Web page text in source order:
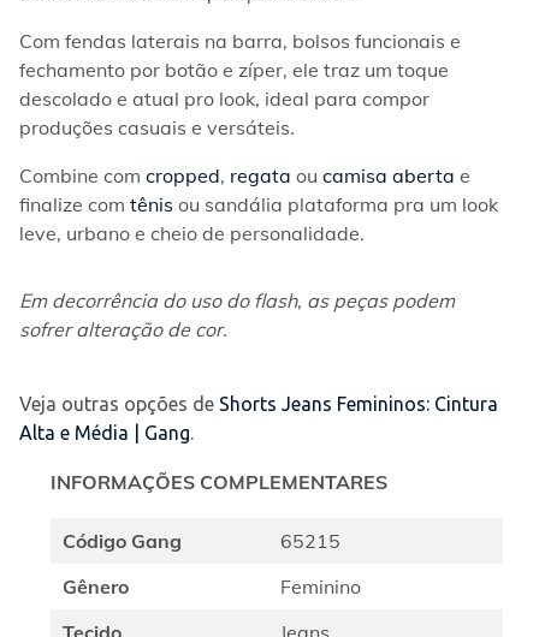
Com fendas laterais na barra, bolsos funcionais e
fechamento por botão e zíper, ele traz um toque
descolado e atual pro look, ideal para compor
produções casuais e versáteis.
Combine com cropped, regata ou camisa aberta e
finalize com tênis ou sandália plataforma pra um look
leve, urbano e cheio de personalidade.
Em decorrência do uso do flash, as peças podem
sofrer alteração de cor.
Veja outras opções de Shorts Jeans Femininos: Cintura
Alta e Média | Gang.
INFORMAÇÕES COMPLEMENTARES
Código Gang
65215
Gênero
Feminino
Tecido
Jeans